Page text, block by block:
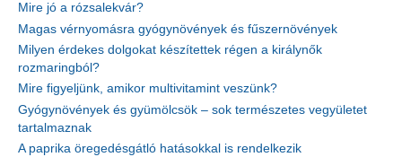
Mire jó a rózsalekvár?
Magas vérnyomásra gyógynövények és fűszernövények
Milyen érdekes dolgokat készítettek régen a királynők
rozmaringból?
Mire figyeljünk, amikor multivitamint veszünk?
Gyógynövények és gyümölcsök – sok természetes vegyületet
tartalmaznak
A paprika öregedésgátló hatásokkal is rendelkezik